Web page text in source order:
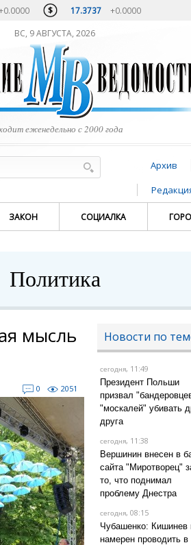
17.3737 +0.0000
ВС, 9 АВГУСТА, 2026
еженедельно с 2000 года
Архив
ЗАКОН СОЦИАЛКА
Политика
мысль
0 2051
Новости по
сегодня, 11:49
Президент Польши
призвал
"москалей" убивать
друга
сегодня, 11:38
Вершинин внесен в
сайта "Миротворец"
то, что поднимал
проблему Днестра
сегодня, 08:15
Чубашенко: Кишинев
намерен проводить в